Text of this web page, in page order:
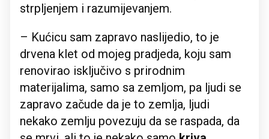
strpljenjem i razumijevanjem.
– Kućicu sam zapravo naslijedio, to je
drvena klet od mojeg pradjeda, koju sam
renovirao isključivo s prirodnim
materijalima, samo sa zemljom, pa ljudi se
zapravo začude da je to zemlja, ljudi
nekako zemlju povezuju da se raspada, da